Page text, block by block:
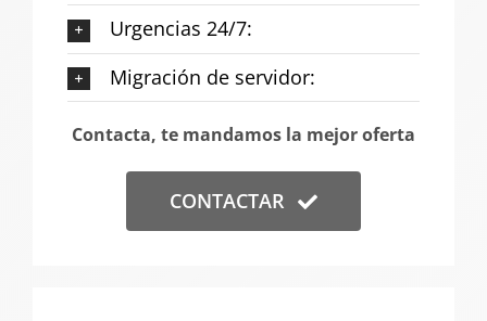
Urgencias 24/7:
Migración de servidor:
Contacta, te mandamos la mejor oferta
CONTACTAR